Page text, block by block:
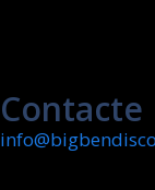
Contacte